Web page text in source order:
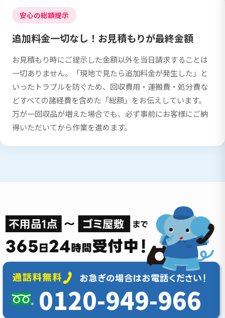
安心の総額提示
追加料金一切なし！お見積もりが最終金額
お見積もり時にご提示した金額以外を当日請求することは
一切ありません。「現地で見たら追加料金が発生した」と
いったトラブルを防ぐため、回収費用・運搬費・処分費な
どすべての諸経費を含めた「総額」をお伝えしています。
万が一回収品が増えた場合でも、必ず事前にお客様にご納
得いただいてから作業を進めます。
0120-949-966